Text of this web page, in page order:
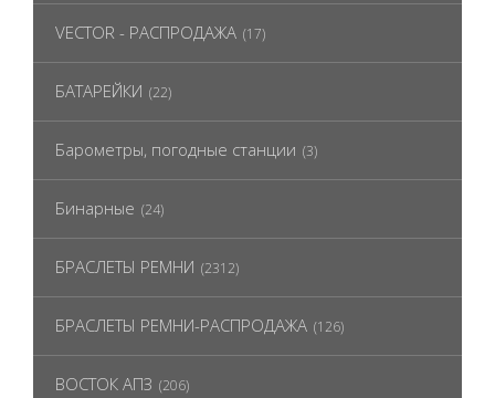
VECTOR - РАСПРОДАЖА (17)
БАТАРЕЙКИ (22)
Барометры, погодные станции (3)
Бинарные (24)
БРАСЛЕТЫ РЕМНИ (2312)
БРАСЛЕТЫ РЕМНИ-РАСПРОДАЖА (126)
ВОСТОК АПЗ (206)